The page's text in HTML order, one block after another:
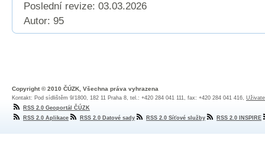
Poslední revize: 03.03.2026
Autor: 95
Copyright © 2010 ČÚZK, Všechna práva vyhrazena
Kontakt: Pod sídlištěm 9/1800, 182 11 Praha 8, tel.: +420 284 041 111, fax: +420 284 041 416,
RSS 2.0 Geoportál ČÚZK
RSS 2.0 Aplikace
RSS 2.0 Datové sady RSS 2.0 Síťové služby RSS 2.0 INSPIRE